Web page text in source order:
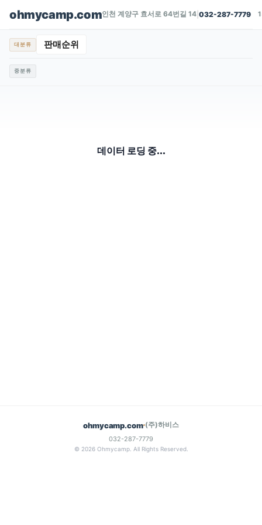
ohmycamp.com인천 계양구 효서로 64번길 14 |032-287-7779
대분류 판매순위
중분류
데이터 로딩 중...
ohmycamp.com (주)하비스
032-287-7779
© 2026 Ohmycamp. All Rights Reserved.